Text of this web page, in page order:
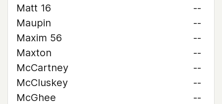
Matt 16
--
Maupin
--
Maxim 56
--
Maxton
--
McCartney
--
McCluskey
--
McGhee
--